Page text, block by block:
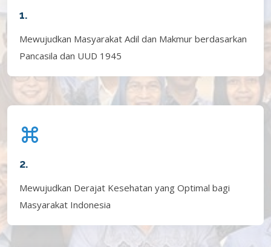
1.
Mewujudkan Masyarakat Adil dan Makmur berdasarkan
Pancasila dan UUD 1945
2.
Mewujudkan Derajat Kesehatan yang Optimal bagi
Masyarakat Indonesia